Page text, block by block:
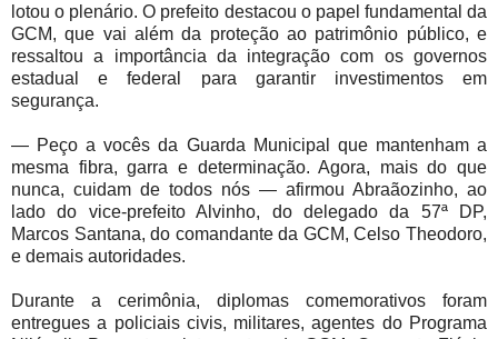
lotou o plenário. O prefeito destacou o papel fundamental da
GCM, que vai além da proteção ao patrimônio público, e
ressaltou a importância da integração com os governos
estadual e federal para garantir investimentos em
segurança.
— Peço a vocês da Guarda Municipal que mantenham a
mesma fibra, garra e determinação. Agora, mais do que
nunca, cuidam de todos nós — afirmou Abraãozinho, ao
lado do vice-prefeito Alvinho, do delegado da 57ª DP,
Marcos Santana, do comandante da GCM, Celso Theodoro,
e demais autoridades.
Durante a cerimônia, diplomas comemorativos foram
entregues a policiais civis, militares, agentes do Programa